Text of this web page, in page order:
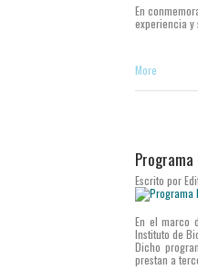
En
experiencia y
More
Escrito por
En el marco
Instituto de
Dicho
prestan a